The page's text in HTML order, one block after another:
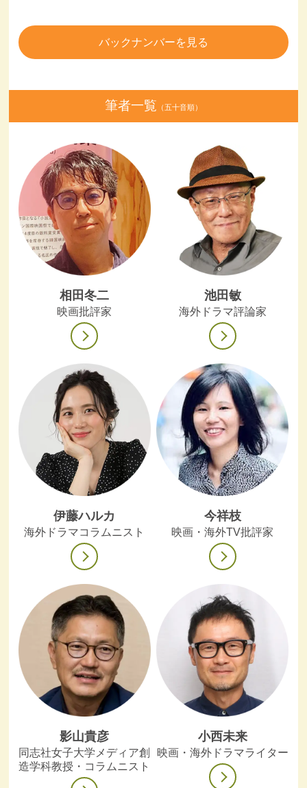
バックナンバーを見る
筆者一覧 （五十音順）
相田冬二
映画批評家
池田敏
海外ドラマ評論家
伊藤ハルカ
海外ドラマコラムニスト
今祥枝
映画・海外TV批評家
影山貴彦
同志社女子大学メディア創
造学科教授・コラムニスト
小西未来
映画・海外ドラマライター